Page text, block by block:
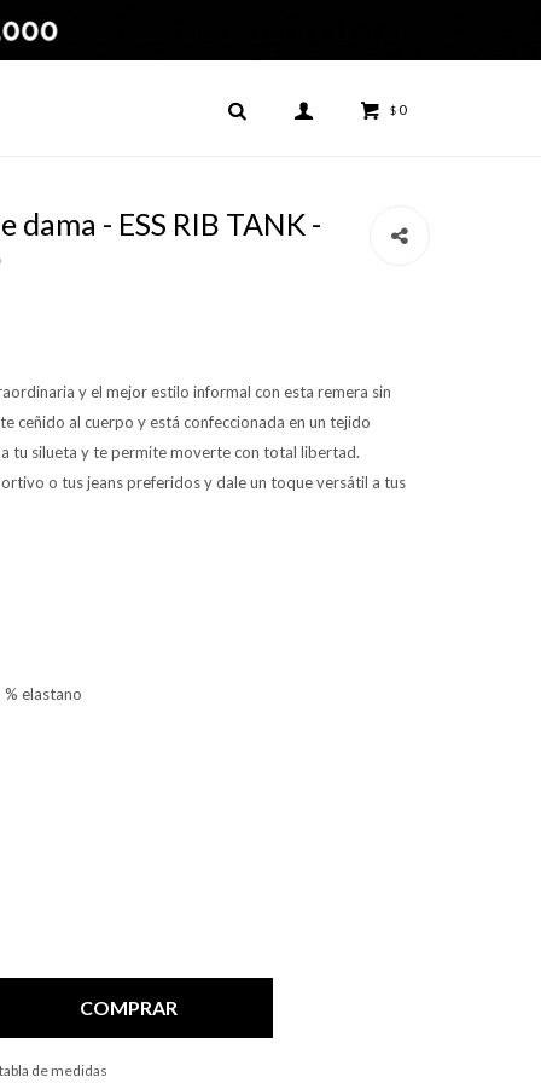
$ 0
dama - ESS RIB TANK -
y el mejor estilo informal con esta remera sin
ceñido al cuerpo y está confeccionada en un tejido
tu silueta y te permite moverte con total libertad.
o tus jeans preferidos y dale un toque versátil a tus
elastano
COMPRAR
de medidas